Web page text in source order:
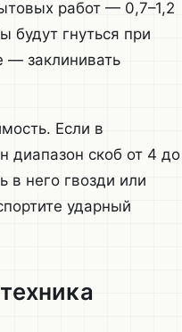
работ — 0,7–1,2
будут гнуться при
— заклинивать
Если в
диапазон скоб от 4 до
в него гвозди или
ударный